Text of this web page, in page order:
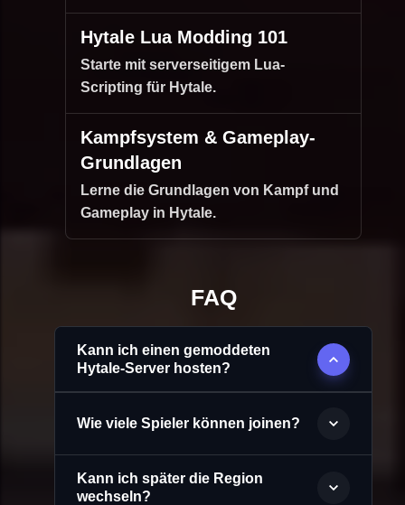
Hytale Lua Modding 101
Starte mit serverseitigem Lua-
Scripting für Hytale.
Kampfsystem & Gameplay-
Grundlagen
Lerne die Grundlagen von Kampf und
Gameplay in Hytale.
FAQ
Kann ich einen gemoddeten
Hytale-Server hosten?
Wie viele Spieler können joinen?
Kann ich später die Region
wechseln?